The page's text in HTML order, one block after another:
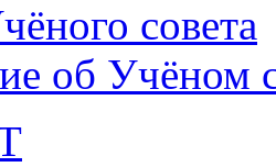
совета
об Учёном